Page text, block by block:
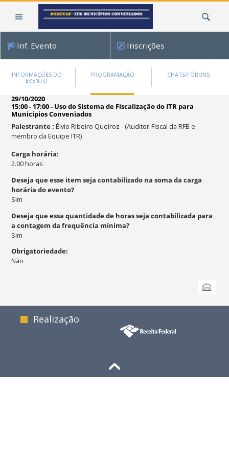
Inf. Evento Inscrições
INFORMAÇÕES DO
EVENTO
PROGRAMAÇÃO CHATS/FÓRUNS
29/10/2020
15:00 - 17:00- Uso do Sistema de Fiscalização do ITR para
Municípios Conveniados
Palestrante: Élvio Ribeiro Queiroz- (Auditor-Fiscal da RFB e
membro da Equipe ITR)
Carga horária:
2.00horas
Deseja que esse item seja contabilizado na soma da carga
horária do evento?
Sim
Deseja que essa quantidade de horas seja contabilizada para
a contagem da frequência mínima?
Sim
Obrigatoriedade:
Não
Realização